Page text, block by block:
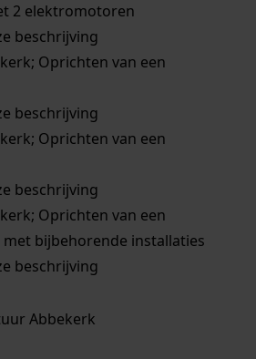
2 elektromotoren
beschrijving
Oprichten van een
beschrijving
Oprichten van een
beschrijving
Oprichten van een
bijbehorende installaties
beschrijving
Abbekerk